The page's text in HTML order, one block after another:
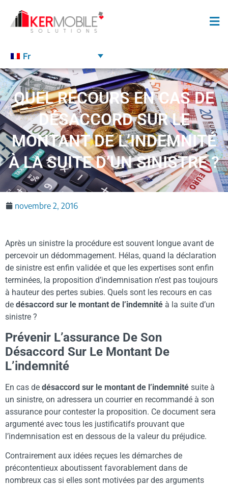
Fr
QUEL RECOURS EN CAS DE
DÉSACCORD SUR LE
MONTANT DE L’INDEMNITÉ
À LA SUITE D’UN SINISTRE ?
novembre 2, 2016
Après un sinistre la procédure est souvent longue avant de
percevoir un dédommagement. Hélas, quand la déclaration
de sinistre est enfin validée et que les expertises sont enfin
terminées, la proposition d’indemnisation n’est pas toujours
à hauteur des pertes subies. Quels sont les recours en cas
de désaccord sur le montant de l’indemnité à la suite d’un
sinistre ?
Prévenir L’assurance De Son
Désaccord Sur Le Montant De
L’indemnité
En cas de désaccord sur le montant de l’indemnité suite à
un sinistre, on adressera un courrier en recommandé à son
assurance pour contester la proposition. Ce document sera
argumenté avec tous les justificatifs prouvant que
l’indemnisation est en dessous de la valeur du préjudice.
Contrairement aux idées reçues les démarches de
précontentieux aboutissent favorablement dans de
nombreux cas si elles sont motivées par des arguments